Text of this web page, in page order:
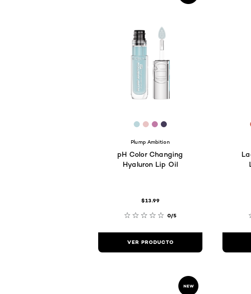
[Color]: #bbd6db
[Color]: #e9c4c4
[Color]: #c17aa6
[Color]: #443b58
Plump Ambition
pH Color Changing
Hyaluron Lip Oil
$13.99
0/5
VER PRODUCTO